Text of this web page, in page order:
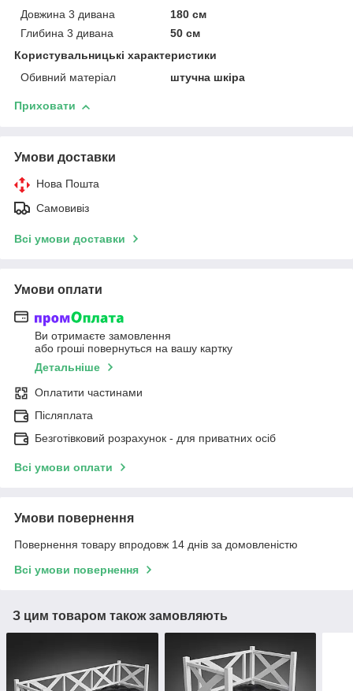
Довжина 3 дивана
180 см
Глибина 3 дивана
50 см
Користувальницькі характеристики
Обивний матеріал
штучна шкіра
Приховати
Умови доставки
Нова Пошта
Самовивіз
Всі умови доставки
Умови оплати
Ви отримаєте замовлення
або гроші повернуться на вашу картку
Детальніше
Оплатити частинами
Післяплата
Безготівковий розрахунок - для приватних осіб
Всі умови оплати
Умови повернення
Повернення товару впродовж 14 днів за домовленістю
Всі умови повернення
З цим товаром також замовляють